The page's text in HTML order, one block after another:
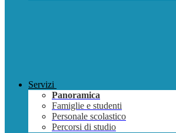
Servizi
Panoramica
Famiglie e studenti
Personale scolastico
Percorsi di studio